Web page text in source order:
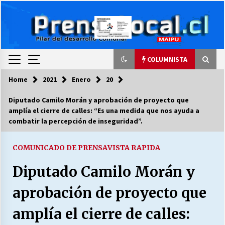
COLUMNISTA
COLUMNISTA
Ya se ordenaron las cuentas de luz… ¿Y
cuándo van a bajar?
HISTORIA
“ORGULLOSOS DE SER DC” SALUDA EL
CUMPLEAÑOS 69
Home 2021 Enero 20
Diputado Camilo Morán y aprobación de proyecto que
amplía el cierre de calles: “Es una medida que nos ayuda a
combatir la percepción de inseguridad”.
COMUNICADO DE PRENSAVISTA RAPIDA
Diputado Camilo Morán y
aprobación de proyecto que
amplía el cierre de calles: